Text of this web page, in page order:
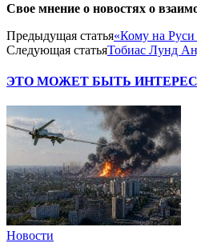
Свое мнение о новостях о
Предыдущая статья«Кому на Руси
Следующая статьяТобиас Лунд
ЭТО МОЖЕТ БЫТЬ
Новости